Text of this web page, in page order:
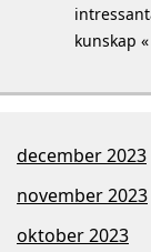
kunskap
december 2023
november 2023
oktober 2023